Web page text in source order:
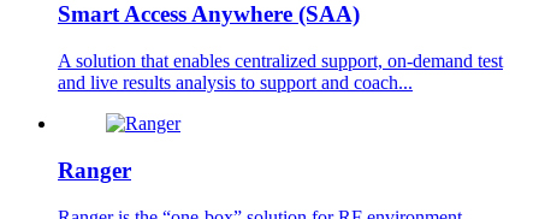
Smart Access Anywhere (SAA)
A solution that enables centralized support, on-demand test
and live results analysis to support and coach...
Ranger